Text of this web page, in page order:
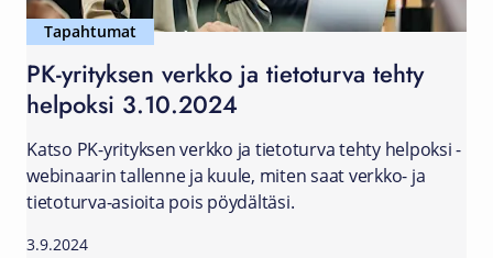
Tapahtumat
PK-yrityksen verkko ja tietoturva tehty
helpoksi 3.10.2024
Katso PK-yrityksen verkko ja tietoturva tehty helpoksi -
webinaarin tallenne ja kuule, miten saat verkko- ja
tietoturva-asioita pois pöydältäsi.
3.9.2024